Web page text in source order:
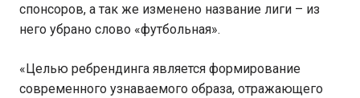
спонсоров, а так же изменено название лиги – из
него убрано слово «футбольная».
«Целью ребрендинга является формирование
современного узнаваемого образа, отражающего